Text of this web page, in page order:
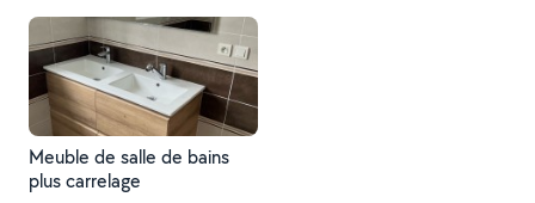
Meuble de salle de bains
plus carrelage